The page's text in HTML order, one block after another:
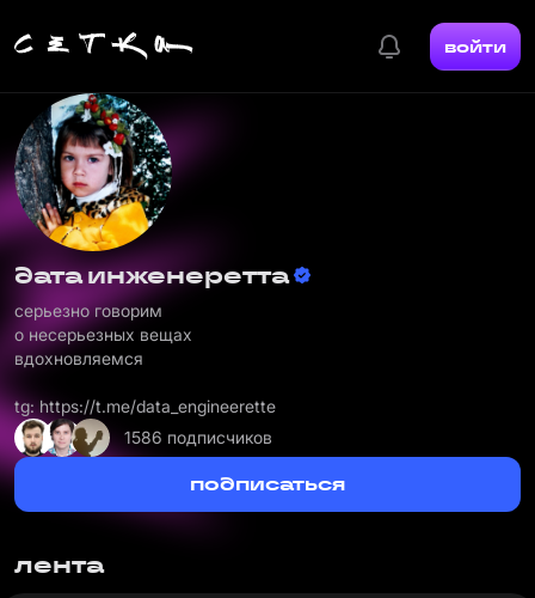
войти
дата инженеретта
серьезно говорим
о несерьезных вещах
вдохновляемся
tg:https://t.me/data_engineerette
1586 подписчиков
подписаться
лента